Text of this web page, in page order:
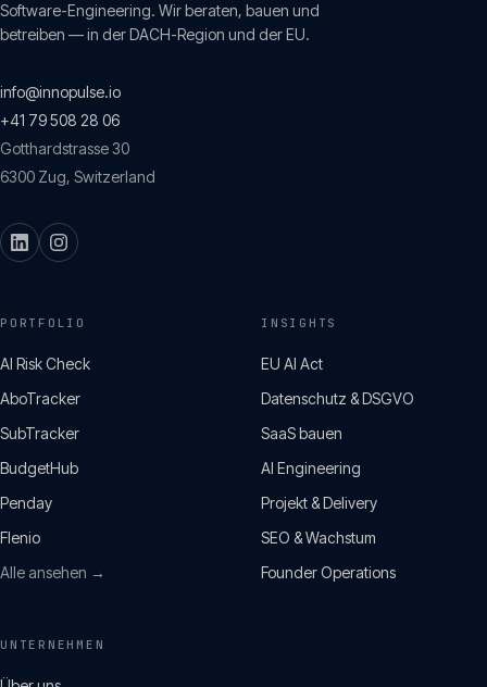
Software-Engineering. Wir beraten, bauen und
betreiben — in der DACH-Region und der EU.
info@innopulse.io
+41 79 508 28 06
Gotthardstrasse 30
6300 Zug, Switzerland
PORTFOLIO
AI Risk Check
AboTracker
SubTracker
BudgetHub
Penday
Flenio
Alle ansehen →
INSIGHTS
EU AI Act
Datenschutz & DSGVO
SaaS bauen
AI Engineering
Projekt & Delivery
SEO & Wachstum
Founder Operations
UNTERNEHMEN